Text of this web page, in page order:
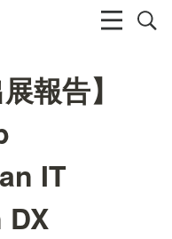
報告】
IT
DX